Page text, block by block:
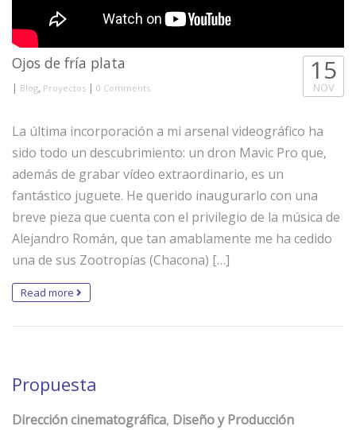
Ojos de fría plata
| Blog, Proyectos | 0 Comments
15
NOV
La última incorporación a mi arsenal videográfico ha
sido todo un descubrimiento: un dron Mavic Pro que,
además de grabar vídeo extraordinario, es un
fantástico juguete. He querido inaugurarlo con una
breve pieza que cuenta con el privilegio de la música de
Alejandro Román, que tan amablamente me ha cedido
una de sus Zootropías (Chacona) […]
Read more
Propuesta
Dirección cinematográfica, Diseño y Producción